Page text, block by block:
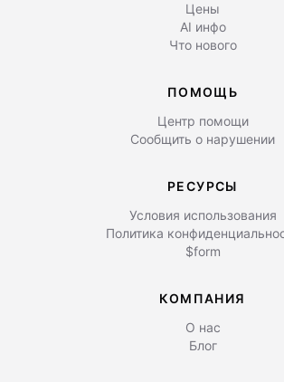
Цены
AI инфо
Что нового
ПОМОЩЬ
Центр помощи
Сообщить о нарушении
РЕСУРСЫ
Условия использования
Политика
$form
КОМПАНИЯ
О нас
Блог